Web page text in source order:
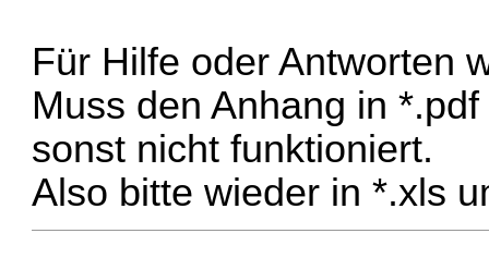
Für Hilfe oder Antworten
Muss den Anhang in
sonst nicht funktioniert.
Also bitte wieder in *.xls